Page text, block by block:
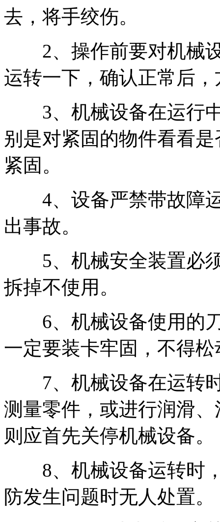
去，将手绞伤。
2、操作前要对机械设
运转一下，确认正常后
3、机械设备在运行中
别是对紧固的物件看看
紧固。
4、设备严禁带故障运
出事故。
5、机械安全装置必须
拆掉不使用。
6、机械设备使用的刀
一定要装卡牢固，不得松
7、机械设备在运转时
测量零件，或进行润滑
则应首先关停机械设备。
8、机械设备运转时，
防发生问题时无人处置。